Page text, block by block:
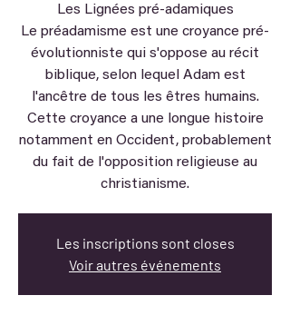
Les Lignées pré-adamiques
Le préadamisme est une croyance pré-
évolutionniste qui s'oppose au récit
biblique, selon lequel Adam est
l'ancêtre de tous les êtres humains.
Cette croyance a une longue histoire
notamment en Occident, probablement
du fait de l'opposition religieuse au
christianisme.
Les inscriptions sont closes
Voir autres événements